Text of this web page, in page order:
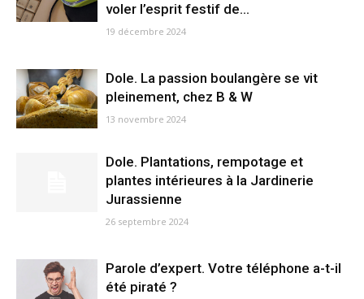
voler l’esprit festif de...
19 décembre 2024
Dole. La passion boulangère se vit
pleinement, chez B & W
13 novembre 2024
Dole. Plantations, rempotage et
plantes intérieures à la Jardinerie
Jurassienne
26 septembre 2024
Parole d’expert. Votre téléphone a-t-il
été piraté ?